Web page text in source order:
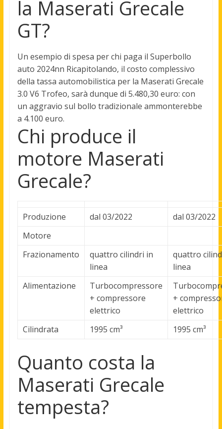
la Maserati Grecale
GT?
Un esempio di spesa per chi paga il Superbollo
auto 2024nn Ricapitolando, il costo complessivo
della tassa automobilistica per la Maserati Grecale
3.0 V6 Trofeo, sarà dunque di 5.480,30 euro: con
un aggravio sul bollo tradizionale ammonterebbe
a 4.100 euro.
Chi produce il
motore Maserati
Grecale?
Produzione dal 03/2022
dal 03/2022
Motore
Frazionamento
quattro cilindri in
linea
quattro
linea
Alimentazione
Turbocompressore
+ compressore
elettrico
+
elettrico
Cilindrata
1995 cm³ 1995 cm³
Quanto costa la
Maserati Grecale
tempesta?